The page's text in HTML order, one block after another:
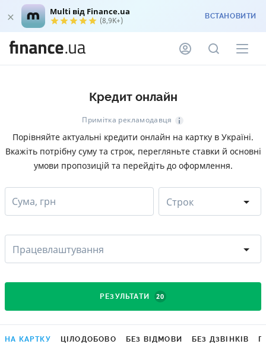
Multi від Finance.ua
(8,9K+) ВСТАНОВИТИ
Кредит онлайн
Примітка рекламодавця
Порівняйте актуальні кредити онлайн на картку в Україні.
Вкажіть потрібну суму та строк, перегляньте ставки й основні
умови пропозицій та перейдіть до оформлення.
Сума, грн Строк
Працевлаштування
РЕЗУЛЬТАТИ 20
НА КАРТКУ ЦІЛОДОБОВО БЕЗ ВІДМОВИ БЕЗ ДЗВІНКІВ